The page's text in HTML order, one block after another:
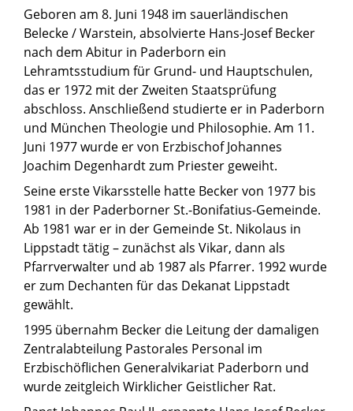
Geboren am 8. Juni 1948 im sauerländischen
Belecke / Warstein, absolvierte Hans-Josef Becker
nach dem Abitur in Paderborn ein
Lehramtsstudium für Grund- und Hauptschulen,
das er 1972 mit der Zweiten Staatsprüfung
abschloss. Anschließend studierte er in Paderborn
und München Theologie und Philosophie. Am 11.
Juni 1977 wurde er von Erzbischof Johannes
Joachim Degenhardt zum Priester geweiht.
Seine erste Vikarsstelle hatte Becker von 1977 bis
1981 in der Paderborner St.-Bonifatius-Gemeinde.
Ab 1981 war er in der Gemeinde St. Nikolaus in
Lippstadt tätig – zunächst als Vikar, dann als
Pfarrverwalter und ab 1987 als Pfarrer. 1992 wurde
er zum Dechanten für das Dekanat Lippstadt
gewählt.
1995 übernahm Becker die Leitung der damaligen
Zentralabteilung Pastorales Personal im
Erzbischöflichen Generalvikariat Paderborn und
wurde zeitgleich Wirklicher Geistlicher Rat.